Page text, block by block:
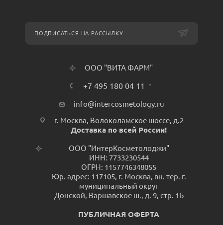
ПОДПИСАТЬСЯ НА РАССЫЛКУ
ООО "ВИТА ФАРМ"
+7 495 180 04 11
info@intercosmetology.ru
г. Москва, Волоколамское шоссе, д.2
Доставка по всей России!
ООО "ИнтерКосметолоджи"
ИНН: 7733230544
ОГРН: 1157746348055
Юр. адрес: 117105, г. Москва, вн. тер. г.
муниципальный округ
Донской, Варшавское ш., д. 9, стр. 1Б
ПУБЛИЧНАЯ ОФЕРТА